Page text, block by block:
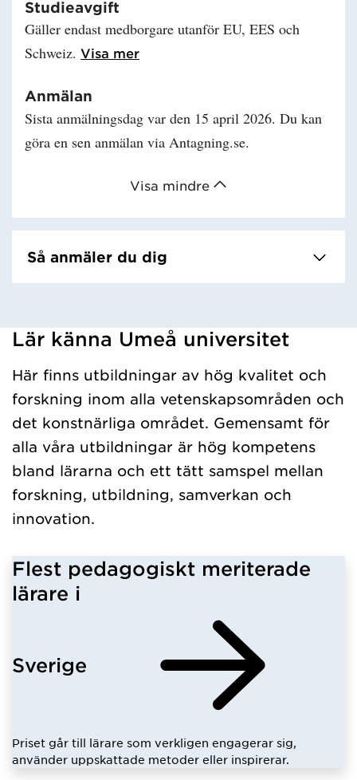
Visa mindre
Studieavgift
Gäller endast medborgare utanför EU, EES och
Schweiz. Visa merLäs mer om Studieavgift
Anmälan
Sista anmälningsdag var den 15 april 2026. Du kan
göra en sen anmälan via Antagning.se.
Så anmäler du dig
Har hämtat kursochkurspaket.
Lär känna Umeå universitet
Här finns utbildningar av hög kvalitet och
forskning inom alla vetenskapsområden och
det konstnärliga området. Gemensamt för
alla våra utbildningar är hög kompetens
bland lärarna och ett tätt samspel mellan
forskning, utbildning, samverkan och
innovation.
Flest pedagogiskt meriterade
lärare i
Sverige
Priset går till lärare som verkligen engagerar sig,
använder uppskattade metoder eller inspirerar.